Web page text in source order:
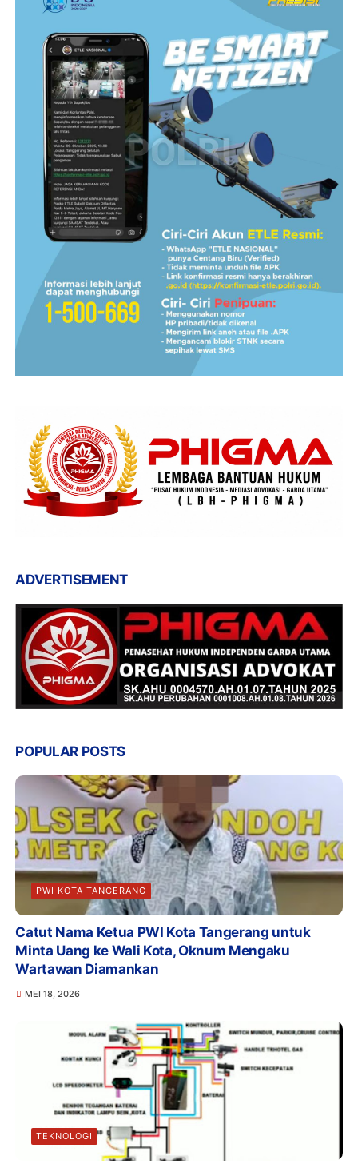
ADVERTISEMENT
POPULAR POSTS
PWI KOTA TANGERANG
Catut Nama Ketua PWI Kota Tangerang untuk
Minta Uang ke Wali Kota, Oknum Mengaku
Wartawan Diamankan
MEI 18, 2026
TEKNOLOGI